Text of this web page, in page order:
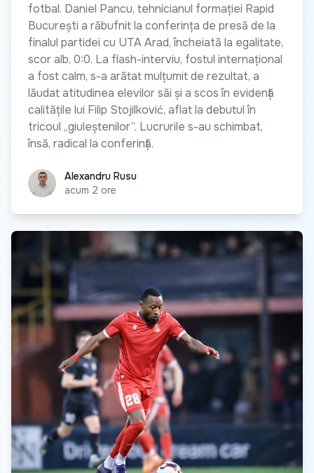
fotbal. Daniel Pancu, tehnicianul formației Rapid
București a răbufnit la conferința de presă de la
finalul partidei cu UTA Arad, încheiată la egalitate,
scor alb, 0:0. La flash-interviu, fostul internațional
a fost calm, s-a arătat mulțumit de rezultat, a
lăudat atitudinea elevilor săi și a scos în evidență
calitățile lui Filip Stojilković, aflat la debutul în
tricoul „giuleștenilor”. Lucrurile s-au schimbat,
însă, radical la conferință.
Alexandru Rusu
Alexandru Rusu
acum 2 ore